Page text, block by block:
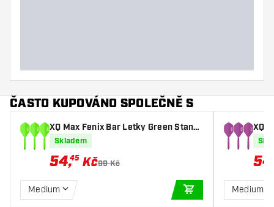
ČASTO KUPOVÁNO SPOLEČNĚ S
XQ Max Fenix Bar Letky Green Stand
ard - Letky
Skladem
54,45 Kč99 Kč
Medium
PŘIDAT DO KOŠÍKU
XQ
ard
54
Medium